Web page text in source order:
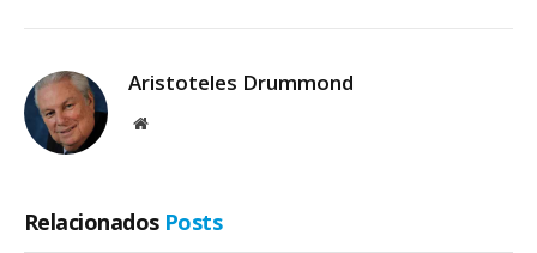
Aristoteles Drummond
Site
Relacionados Posts